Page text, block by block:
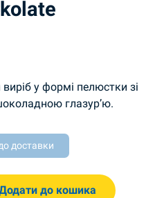
у формі пелюстки зі
глазур’ю.
доставки
500g Biscuit Chokolate
до кошика